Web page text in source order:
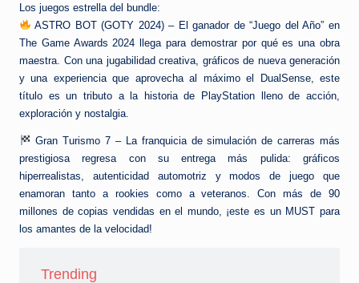
Los juegos estrella del bundle:
ASTRO BOT (GOTY 2024) – El ganador de “Juego del Año” en
The Game Awards 2024 llega para demostrar por qué es una obra
maestra. Con una jugabilidad creativa, gráficos de nueva generación
y una experiencia que aprovecha al máximo el DualSense, este
título es un tributo a la historia de PlayStation lleno de acción,
exploración y nostalgia.
Gran Turismo 7 – La franquicia de simulación de carreras más
prestigiosa regresa con su entrega más pulida: gráficos
hiperrealistas, autenticidad automotriz y modos de juego que
enamoran tanto a rookies como a veteranos. Con más de 90
millones de copias vendidas en el mundo, ¡este es un MUST para
los amantes de la velocidad!
Trending